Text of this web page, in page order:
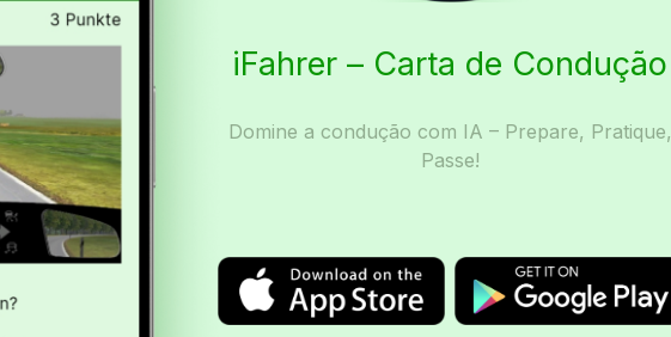
iFahrer – Carta de Condução
Domine a condução com IA – Prepare, Pratique,
Passe!